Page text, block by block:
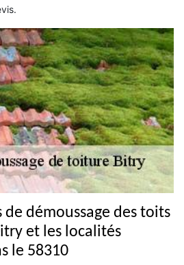
démoussage des toits
et les localités
le 58310